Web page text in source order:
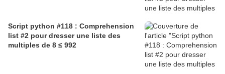
Script python #118 : Comprehension
list #2 pour dresser une liste des
multiples de 8 ≤ 992